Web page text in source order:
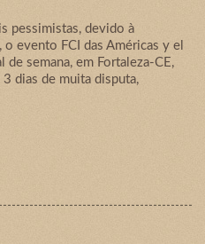
pessimistas, devido à
evento FCI das Américas y el
semana, em Fortaleza-CE,
dias de muita disputa,